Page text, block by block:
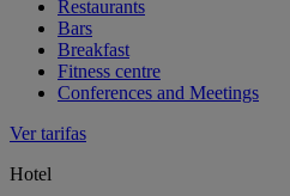
Restaurants
Bars
Breakfast
Fitness centre
Conferences and Meetings
Ver tarifas
Hotel